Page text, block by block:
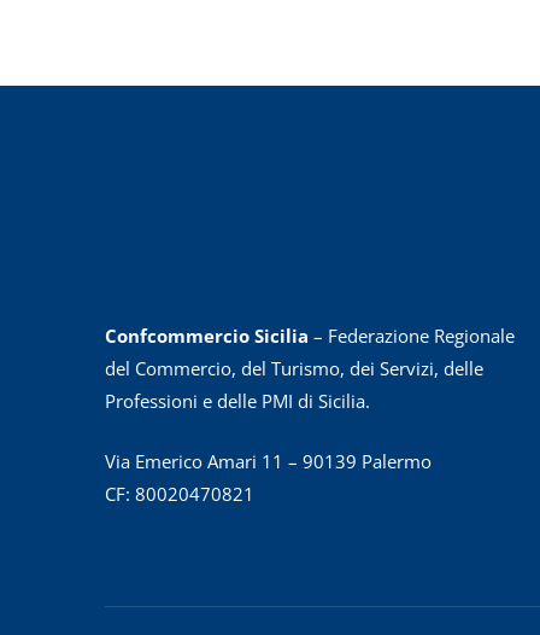
Confcommercio Sicilia – Federazione Regionale
del Commercio, del Turismo, dei Servizi, delle
Professioni e delle PMI di Sicilia.
Via Emerico Amari 11 – 90139 Palermo
CF: 80020470821